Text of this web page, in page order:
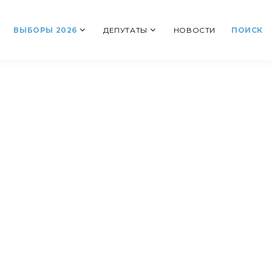
ВЫБОРЫ 2026 ДЕПУТАТЫ НОВОСТИ ПОИСК